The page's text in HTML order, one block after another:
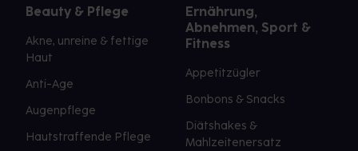
Beauty & Pflege
Akne, unreine & fettige
Haut
Anti-Age
Augenpflege
Hautstraffende Pflege
Ernährung,
Abnehmen, Sport &
Fitness
Appetitzügler
Bonbons & Snacks
Diätshakes &
Mahlzeitenersatz